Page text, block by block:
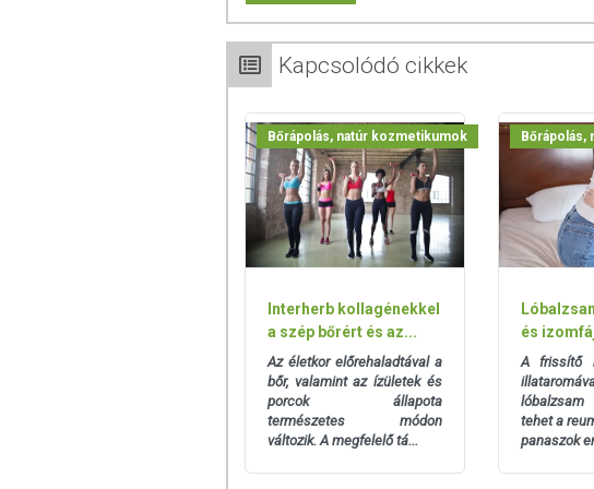
C-vitamin
D-vitamin
K-vitamin
Boswellia-kivonat
- ebből boswellia sav:
I. típusú kollagén (sertés)
II. típusú kollagén (csirke)
Tárolás: Száraz, sötét helyen, 15 és 25°C közötti
Minőségét megőrzi: Lásd a csomagoláson feltüntetett
Forgalmazza:Simply You Hungary Kft.
Kapcsolódó cikkek
Bőrápolás, natúr kozmetikumok
Interherb kollagénekkel
a szép bőrért és az...
Az életkor előrehaladtával a
bőr, valamint az ízületek és
porcok állapota
természetes módon
változik. A megfelelő tá...
Bőrápolás,
és
A frissítő
tehet a
panaszok